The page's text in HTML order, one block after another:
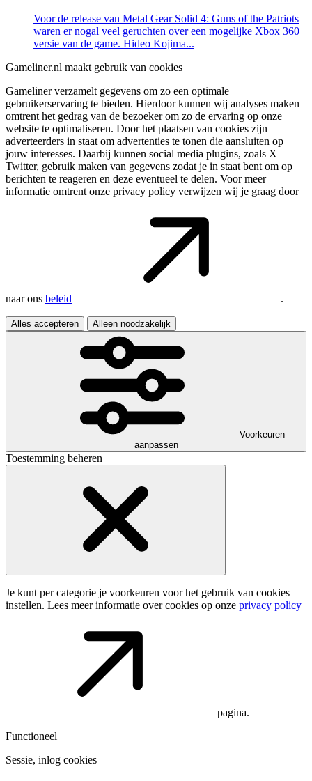
Voor de release van Metal Gear Solid 4: Guns of the Patriots
waren er nogal veel geruchten over een mogelijke Xbox 360
versie van de game. Hideo Kojima...
Gameliner.nl maakt gebruik van cookies
Gameliner verzamelt gegevens om zo een optimale
gebruikerservaring te bieden. Hierdoor kunnen wij analyses maken
omtrent het gedrag van de bezoeker om zo de ervaring op onze
website te optimaliseren. Door het plaatsen van cookies zijn
adverteerders in staat om advertenties te tonen die aansluiten op
jouw interesses. Daarbij kunnen social media plugins, zoals X
Twitter, gebruik maken van gegevens zodat je in staat bent om op
berichten te reageren en deze eventueel te delen. Voor meer
informatie omtrent onze privacy policy verwijzen wij je graag door
naar ons beleid .
Alles accepteren Alleen noodzakelijk
Voorkeuren
aanpassen
Toestemming beheren
Je kunt per categorie je voorkeuren voor het gebruik van cookies
instellen. Lees meer informatie over cookies op onze privacy policy
pagina.
Functioneel
Sessie, inlog cookies